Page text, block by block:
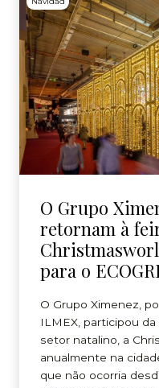
O Grupo
retornam à
para o
O Grupo Ximenez,
ILMEX, participou
setor natalino, a
anualmente na
que não ocorria